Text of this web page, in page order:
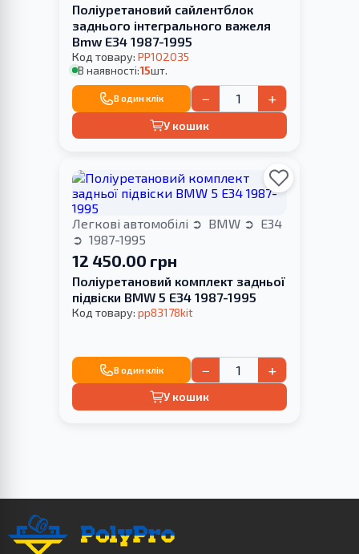
Поліуретановий сайлентблок
заднього інтегрального важеля
Bmw E34 1987-1995
Код товару: PP102035
В наявності:15шт.
В один клік − +
У кошик
Легкові автомобілі BMW
E34
1987-1995
12 450.00 грн
Поліуретановий комплект задньої
підвіски BMW 5 E34 1987-1995
Код товару: pp83178kit
В один клік − +
У кошик